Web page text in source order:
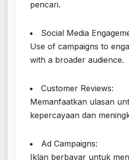
pencari.
Social Media
Use of campaigns to
with a broader audience.
Customer Reviews:
Memanfaatkan ulasan
kepercayaan dan
Ad Campaigns:
Iklan berbayar untuk